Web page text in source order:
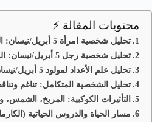
محتويات المقالة ⚡
تحليل شخصية امرأة 5 أبريل/نيسان: المغامرة الذكية والمتواصلة اللامعة 💃🏻
تحليل شخصية رجل 5 أبريل/نيسان: المغامر الشجاع والمتواصل البارع
تحليل علم الأعداد لمولود 5 أبريل/نيسان: حرية وتنوع وديناميكية الرقم 5 ✈️🔄
تحليل الشخصية المتكامل: تناغم
التأثيرات الكوكبية: المريخ،
مسار الحياة والدروس الحياتية